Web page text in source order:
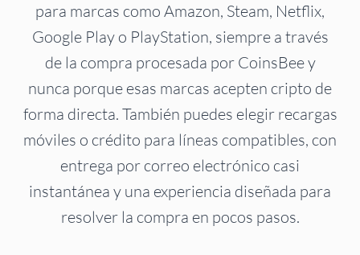
para marcas como Amazon, Steam, Netflix,
Google Play o PlayStation, siempre a través
de la compra procesada por CoinsBee y
nunca porque esas marcas acepten cripto de
forma directa. También puedes elegir recargas
móviles o crédito para líneas compatibles, con
entrega por correo electrónico casi
instantánea y una experiencia diseñada para
resolver la compra en pocos pasos.